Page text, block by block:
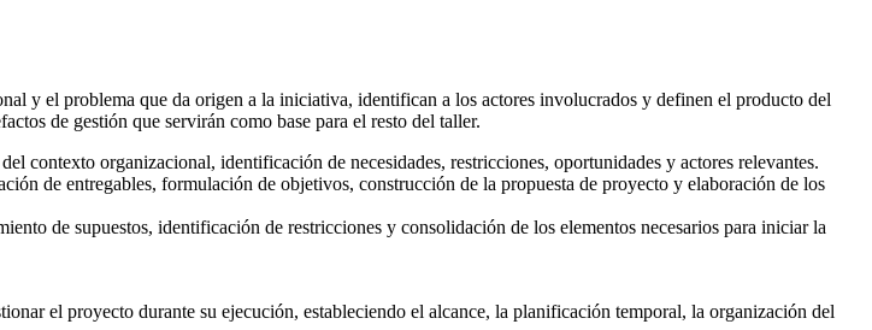
y el problema que da origen a la iniciativa, identifican a los actores involucrados y definen el producto del
de gestión que servirán como base para el resto del taller.
contexto organizacional, identificación de necesidades, restricciones, oportunidades y actores relevantes.
de entregables, formulación de objetivos, construcción de la propuesta de proyecto y elaboración de los
de supuestos, identificación de restricciones y consolidación de los elementos necesarios para iniciar la
el proyecto durante su ejecución, estableciendo el alcance, la planificación temporal, la organización del